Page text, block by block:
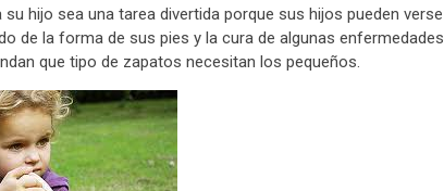
hijo sea una tarea divertida porque sus hijos pueden verse
de la forma de sus pies y la cura de algunas enfermedades
que tipo de zapatos necesitan los pequeños.